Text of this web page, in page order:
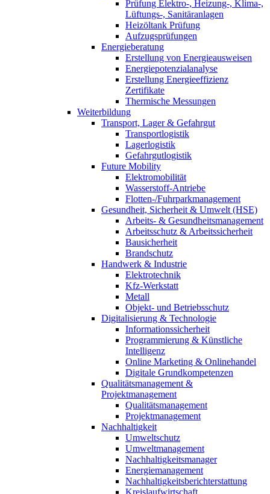
Prüfung Elektro-, Heizung-, Klima-,
Lüftungs-, Sanitäranlagen
Heizöltank Prüfung
Aufzugsprüfungen
Energieberatung
Erstellung von Energieausweisen
Energiepotenzialanalyse
Erstellung Energieeffizienz
Zertifikate
Thermische Messungen
Weiterbildung
Transport, Lager & Gefahrgut
Transportlogistik
Lagerlogistik
Gefahrgutlogistik
Future Mobility
Elektromobilität
Wasserstoff-Antriebe
Flotten-/Fuhrparkmanagement
Gesundheit, Sicherheit & Umwelt (HSE)
Arbeits- & Gesundheitsmanagement
Arbeitsschutz & Arbeitssicherheit
Bausicherheit
Brandschutz
Handwerk & Industrie
Elektrotechnik
Kfz-Werkstatt
Metall
Objekt- und Betriebsschutz
Digitalisierung & Technologie
Informationssicherheit
Programmierung & Künstliche
Intelligenz
Online Marketing & Onlinehandel
Digitale Grundkompetenzen
Qualitätsmanagement &
Projektmanagement
Qualitätsmanagement
Projektmanagement
Nachhaltigkeit
Umweltschutz
Umweltmanagement
Nachhaltigkeitsmanager
Energiemanagement
Nachhaltigkeitsberichterstattung
Kreislaufwirtschaft